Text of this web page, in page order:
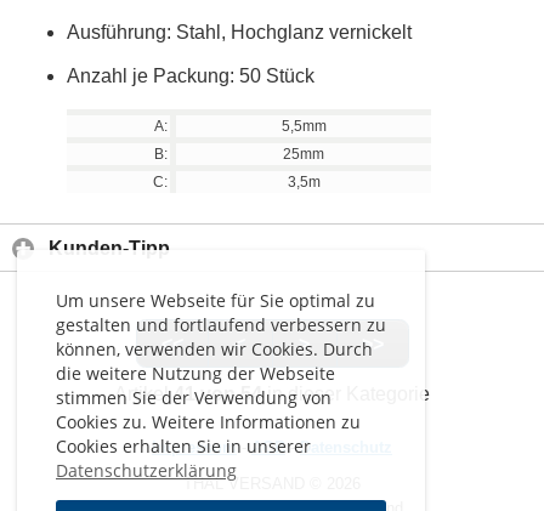
Um unsere Webseite für Sie optimal zu
gestalten und fortlaufend verbessern zu
können, verwenden wir Cookies. Durch
die weitere Nutzung der Webseite
stimmen Sie der Verwendung von
Cookies zu. Weitere Informationen zu
Cookies erhalten Sie in unserer
Datenschutzerklärung
Ausführung: Stahl, Hochglanz vernickelt
Anzahl je Packung: 50 Stück
A:
5,5mm
B:
25mm
C:
3,5m
Kunden-Tipp
<< < > >>
Artikel41 von 54in dieser Kategorie
Impressum-AGB-Datenschutz
THAL VERSAND © 2026